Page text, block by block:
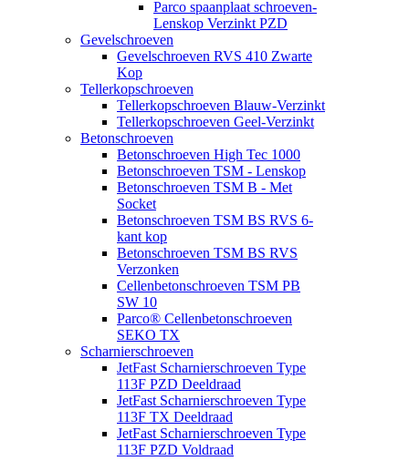
Parco spaanplaat schroeven-
Lenskop Verzinkt PZD
Gevelschroeven
Gevelschroeven RVS 410 Zwarte
Kop
Tellerkopschroeven
Tellerkopschroeven Blauw-Verzinkt
Tellerkopschroeven Geel-Verzinkt
Betonschroeven
Betonschroeven High Tec 1000
Betonschroeven TSM - Lenskop
Betonschroeven TSM B - Met
Socket
Betonschroeven TSM BS RVS 6-
kant kop
Betonschroeven TSM BS RVS
Verzonken
Cellenbetonschroeven TSM PB
SW 10
Parco® Cellenbetonschroeven
SEKO TX
Scharnierschroeven
JetFast Scharnierschroeven Type
113F PZD Deeldraad
JetFast Scharnierschroeven Type
113F TX Deeldraad
JetFast Scharnierschroeven Type
113F PZD Voldraad